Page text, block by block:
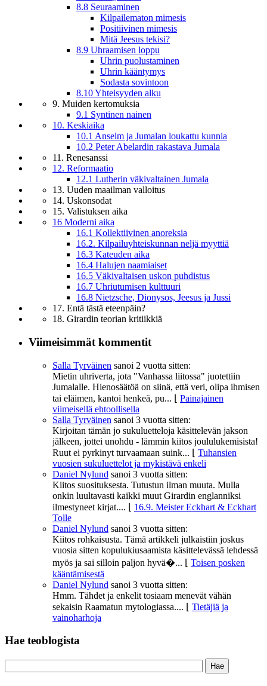
8.8 Seuraaminen
Kilpailematon mimesis
Positiivinen mimesis
Mitä Jeesus tekisi?
8.9 Uhraamisen loppu
Uhrin puolustaminen
Uhrin kääntymys
Sodasta sovintoon
8.10 Yhteisyyden alku
9. Muiden kertomuksia
9.1 Syntinen nainen
10. Keskiaika
10.1 Anselm ja Jumalan loukattu kunnia
10.2 Peter Abelardin rakastava Jumala
11. Renesanssi
12. Reformaatio
12.1 Lutherin väkivaltainen Jumala
13. Uuden maailman valloitus
14. Uskonsodat
15. Valistuksen aika
16 Moderni aika
16.1 Kollektiivinen anoreksia
16.2. Kilpailuyhteiskunnan neljä myyttiä
16.3 Kateuden aika
16.4 Halujen naamiaiset
16.5 Väkivaltaisen uskon puhdistus
16.7 Uhriutumisen kulttuuri
16.8 Nietzsche, Dionysos, Jeesus ja Jussi
17. Entä tästä eteenpäin?
18. Girardin teorian kritiikkiä
Viimeisimmät kommentit
Salla Tyrväinen sanoi 2 vuotta sitten:
Mietin uhriverta, jota "Vanhassa liitossa" juotettiin
Jumalalle. Hienosäätöä on siinä, että veri, olipa ihmisen
tai eläimen, kantoi henkeä, pu...
Painajainen
viimeisellä ehtoollisella
Salla Tyrväinen sanoi 3 vuotta sitten:
Kirjoitan tämän jo sukuluetteloja käsittelevän jakson
jälkeen, jottei unohdu - lämmin kiitos joululukemisista!
Ruut ei pyrkinyt turvaamaan suink...
Tuhansien
vuosien sukuluettelot ja mykistävä enkeli
Daniel Nylund sanoi 3 vuotta sitten:
Kiitos suosituksesta. Tutustun ilman muuta. Mulla
onkin luultavasti kaikki muut Girardin englanniksi
ilmestyneet kirjat....
16.9. Meister Eckhart & Eckhart
Tolle
Daniel Nylund sanoi 3 vuotta sitten:
Kiitos rohkaisusta. Tämä artikkeli julkaistiin joskus
vuosia sitten kopulukiusaamista käsittelevässä lehdessä
myös ja sai silloin paljon hyvä�...
Toisen posken
kääntämisestä
Daniel Nylund sanoi 3 vuotta sitten:
Hmm. Tähdet ja enkelit tosiaam menevät vähän
sekaisin Raamatun mytologiassa....
Tietäjiä ja
vainoharhoja
Hae teoblogista